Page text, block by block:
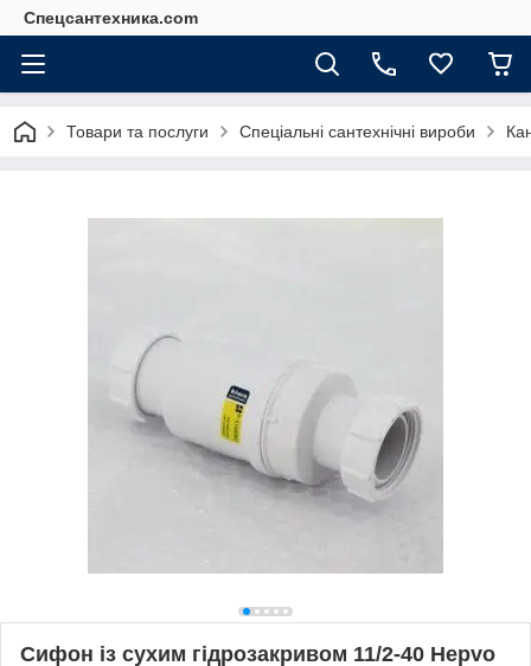
Спецсантехника.com
Товари та послуги Спеціальні сантехнічні вироби
Сифон із сухим гідрозакривом 11/2-40 Hepvo